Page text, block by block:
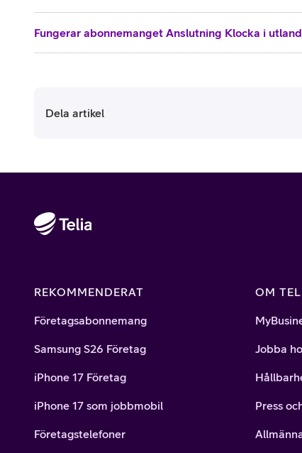
Fungerar abonnemanget Anslutning Klocka i
Dela artikel
REKOMMENDERAT
Företagsabonnemang
Samsung S26 Företag
iPhone 17 Företag
iPhone 17 som jobbmobil
Företagstelefoner
OM
Jobba
Press